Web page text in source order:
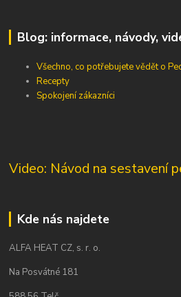
Blog: informace, návody,
Všechno, co potřebujete vědět o
Recepty
Spokojení zákazníci
Video: Návod na sestavení
Kde nás najdete
ALFA HEAT CZ, s. r. o.
Na Posvátné 181